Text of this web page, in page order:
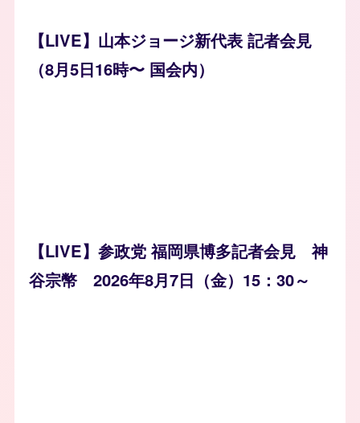
【LIVE】山本ジョージ新代表 記者会見
（8月5日16時〜 国会内）
【LIVE】参政党 福岡県博多記者会見 神
谷宗幣 2026年8月7日（金）15：30～